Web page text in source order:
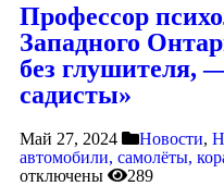
Профессор
Западного
без глушителя,
садисты»
Май 27, 2024 Новости,
автомобили, самолёты,
отключены
289